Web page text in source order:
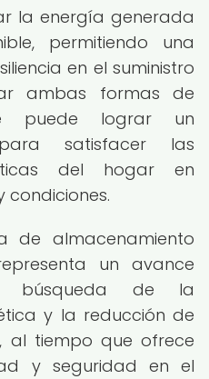
la energía generada
permitiendo una
en el suministro
ambas formas de
puede lograr un
satisfacer las
del hogar en
condiciones.
de almacenamiento
un avance
búsqueda de la
y la reducción de
al tiempo que ofrece
y seguridad en el